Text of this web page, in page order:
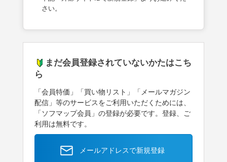
さい。
まだ会員登録されていないかたはこち
ら
「会員特価」「買い物リスト」「メールマガジン
配信」等のサービスをご利用いただくためには、
「ソフマップ会員」の登録が必要です。登録、ご
利用は無料です。
メールアドレスで新規登録